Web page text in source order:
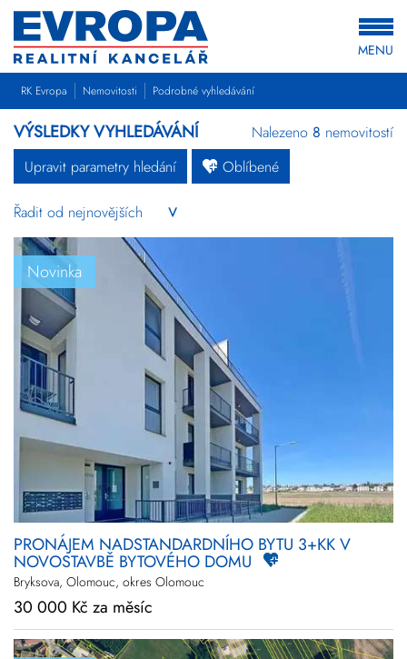
MENU
RK Evropa Nemovitosti Podrobné vyhledávání
VÝSLEDKY VYHLEDÁVÁNÍ Nalezeno 8 nemovitostí
Upravit parametry hledání
Oblíbené
Novinka
PRONÁJEM NADSTANDARDNÍHO BYTU 3+KK V
NOVOSTAVBĚ BYTOVÉHO DOMU
Bryksova, Olomouc, okres Olomouc
30 000 Kč za měsíc
Byty
Komerční Ostatní
Novinky Zlevněné
Prodej Pronájem Vše
Kraj Vyberte kraje
Upřesnit
Cena